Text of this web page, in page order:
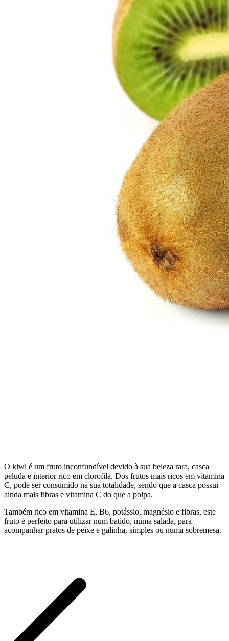
O kiwi é um fruto inconfundível devido à sua beleza rara, casca
peluda e interior rico em clorofila. Dos frutos mais ricos em vitamina
C, pode ser consumido na sua totalidade, sendo que a casca possui
ainda mais fibras e vitamina C do que a polpa.
Também rico em vitamina E, B6, potássio, magnésio e fibras, este
fruto é perfeito para utilizar num batido, numa salada, para
acompanhar pratos de peixe e galinha, simples ou numa sobremesa.